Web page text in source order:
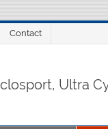
Contact
Ultra